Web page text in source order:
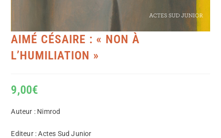
AIMÉ CÉSAIRE : « NON À
L’HUMILIATION »
9,00€
Auteur : Nimrod
Editeur : Actes Sud Junior